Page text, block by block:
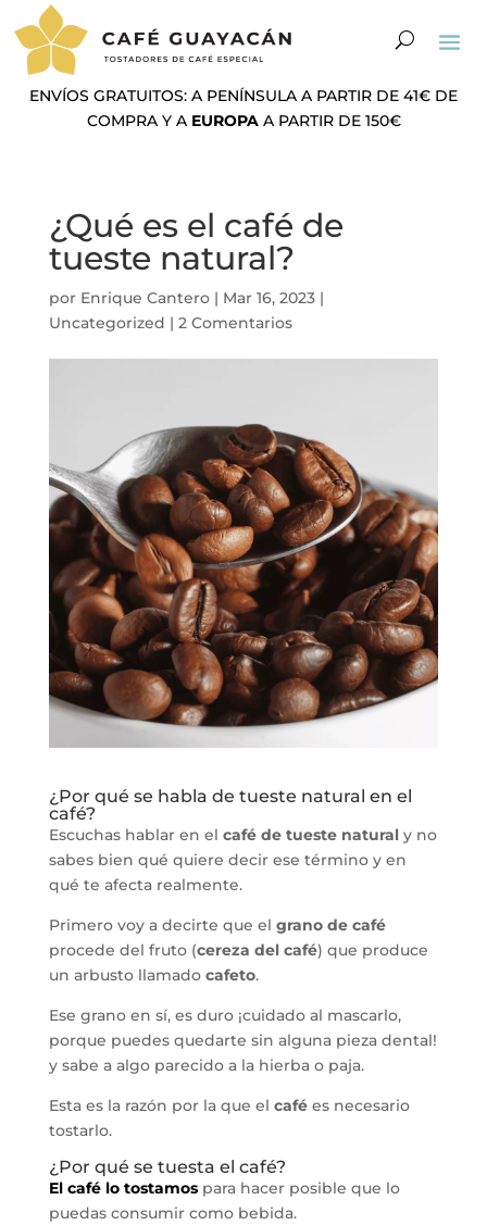
ENVÍOS GRATUITOS: A PENÍNSULA A PARTIR DE 41€ DE
COMPRA Y A EUROPAA PARTIR DE 150€
¿Qué es el café de
tueste natural?
por Enrique Cantero| Mar 16, 2023|
Uncategorized | 2 Comentarios
¿Por qué se habla de tueste natural en el
café?
Escuchas hablar en el café de tueste natural y no
sabes bien qué quiere decir ese término y en
qué te afecta realmente.
Primero voy a decirte que el grano de café
procede del fruto (cereza del café) que produce
un arbusto llamado cafeto.
Ese grano en sí, es duro ¡cuidado al mascarlo,
porque puedes quedarte sin alguna pieza dental!
y sabe a algo parecido a la hierba o paja.
Esta es la razón por la que el cafées necesario
tostarlo.
¿Por qué se tuesta el café?
El café lo tostamospara hacer posible que lo
puedas consumir como bebida.